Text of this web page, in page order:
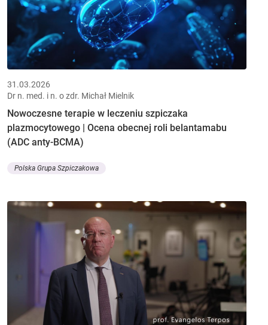
31.03.2026
Dr n. med. i n. o zdr. Michał Mielnik
Nowoczesne terapie w leczeniu szpiczaka
plazmocytowego | Ocena obecnej roli belantamabu
(ADC anty-BCMA)
Polska Grupa Szpiczakowa